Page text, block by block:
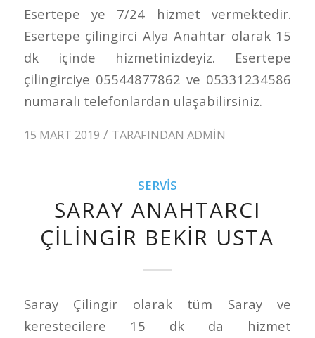
Esertepe ye 7/24 hizmet vermektedir.
Esertepe çilingirci Alya Anahtar olarak 15
dk içinde hizmetinizdeyiz. Esertepe
çilingirciye 05544877862 ve 05331234586
numaralı telefonlardan ulaşabilirsiniz.
15 MART 2019 / TARAFINDAN ADMIN
SERVIS
SARAY ANAHTARCI
ÇILINGIR BEKIR USTA
Saray Çilingir olarak tüm Saray ve
kerestecilere 15 dk da hizmet